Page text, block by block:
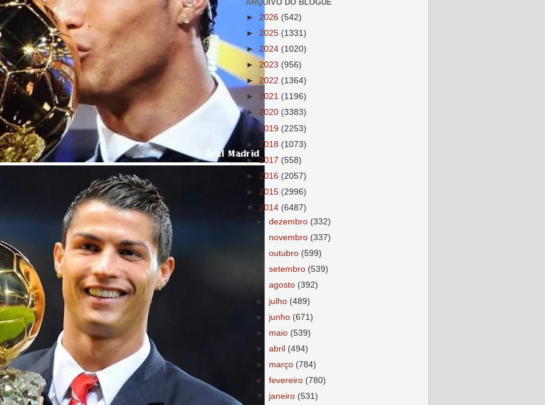
ARQUIVO DO BLOGUE
► 2026 (542)
► 2025 (1331)
► 2024 (1020)
► 2023 (956)
► 2022 (1364)
► 2021 (1196)
► 2020 (3383)
►2019 (2253)
► 2018 (1073)
► 2017 (558)
► 2016 (2057)
► 2015 (2996)
▼ 2014 (6487)
►dezembro (332)
novembro (337)
►outubro (599)
►setembro (539)
►agosto (392)
► julho (489)
► junho (671)
► maio (539)
►abril (494)
► março (784)
►fevereiro (780)
▼ janeiro (531)